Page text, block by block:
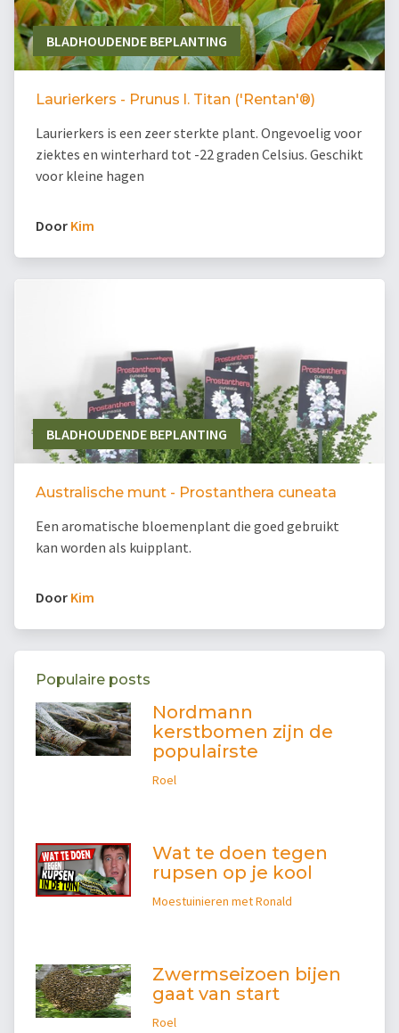
BLADHOUDENDE BEPLANTING
Laurierkers - Prunus l. Titan ('Rentan'®)
Laurierkers is een zeer sterkte plant. Ongevoelig voor
ziektes en winterhard tot -22 graden Celsius. Geschikt
voor kleine hagen
Door Kim
BLADHOUDENDE BEPLANTING
Australische munt - Prostanthera cuneata
Een aromatische bloemenplant die goed gebruikt
kan worden als kuipplant.
Door Kim
Populaire posts
Nordmann
kerstbomen zijn de
populairste
Roel
Wat te doen tegen
rupsen op je kool
Moestuinieren met Ronald
Zwermseizoen bijen
gaat van start
Roel